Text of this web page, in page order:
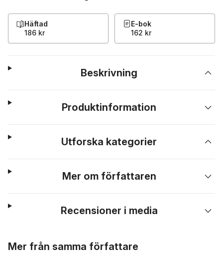
Häftad
186 kr
E-bok
162 kr
Beskrivning
Produktinformation
Utforska kategorier
Mer om författaren
Recensioner i media
Mer från samma författare